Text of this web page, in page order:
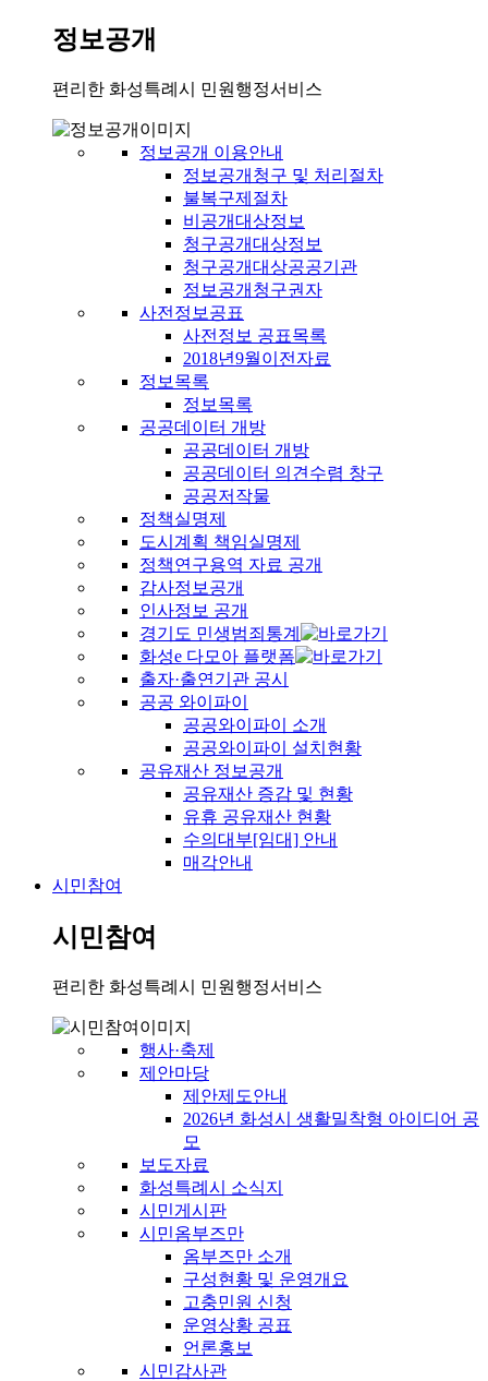
정보공개
편리한 화성특례시 민원행정서비스
정보공개 이용안내
정보공개청구 및 처리절차
불복구제절차
비공개대상정보
청구공개대상정보
청구공개대상공공기관
정보공개청구권자
사전정보공표
사전정보 공표목록
2018년9월이전자료
정보목록
정보목록
공공데이터 개방
공공데이터 개방
공공데이터 의견수렴 창구
공공저작물
정책실명제
도시계획 책임실명제
정책연구용역 자료 공개
감사정보공개
인사정보 공개
경기도 민생범죄통계
화성e 다모아 플랫폼
출자·출연기관 공시
공공 와이파이
공공와이파이 소개
공공와이파이 설치현황
공유재산 정보공개
공유재산 증감 및 현황
유휴 공유재산 현황
수의대부[임대] 안내
매각안내
시민참여
시민참여
편리한 화성특례시 민원행정서비스
행사·축제
제안마당
제안제도안내
2026년 화성시 생활밀착형 아이디어 공
모
보도자료
화성특례시 소식지
시민게시판
시민옴부즈만
옴부즈만 소개
구성현황 및 운영개요
고충민원 신청
운영상황 공표
언론홍보
시민감사관